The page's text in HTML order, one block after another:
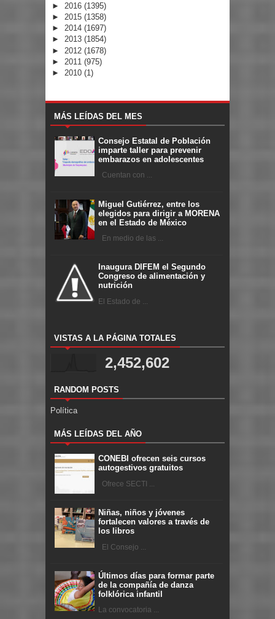
► 2016 (1395)
► 2015 (1358)
► 2014 (1697)
► 2013 (1854)
► 2012 (1678)
► 2011 (975)
► 2010 (1)
MÁS LEÍDAS DEL MES
Consejo Estatal de Población
imparte taller para prevenir
embarazos en adolescentes
Cuentan con ...
Miguel Gutiérrez, entre los
elegidos para dirigir a MORENA
en el Estado de México
En medio de las ...
Inaugura DIFEM el Segundo
Congreso de alimentación y
nutrición
El Estado de ...
VISTAS A LA PÁGINA TOTALES
2,452,602
RANDOM POSTS
Política
MÁS LEÍDAS DEL AÑO
CONEBI ofrecen seis cursos
autogestivos gratuitos
Ofrece SECTI ...
Niñas, niños y jóvenes
fortalecen valores a través de
los libros
El Consejo ...
Últimos días para formar parte
de la compañía de danza
folklórica infantil
La convocatoria ...